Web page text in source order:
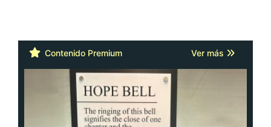
Contenido Premium Ver más